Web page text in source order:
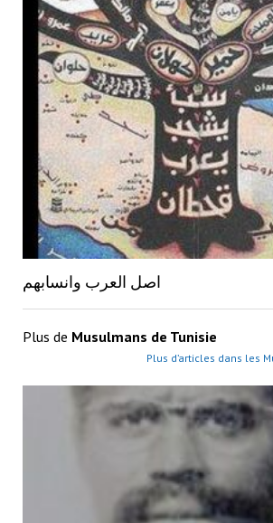
اصل العرب وانسابهم
Plus de Musulmans de Tunisie
Plus d’articles dans les